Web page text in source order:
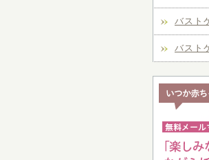
バスト
バスト